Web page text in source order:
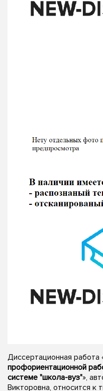
Диссертационная работа
профориентационной
системе "школа-вуз"»,
Викторовна, относится к